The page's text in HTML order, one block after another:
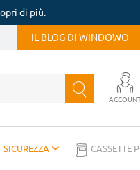
di più.
IL BLOG DI WINDOWO
SICUREZZA CASSETTE